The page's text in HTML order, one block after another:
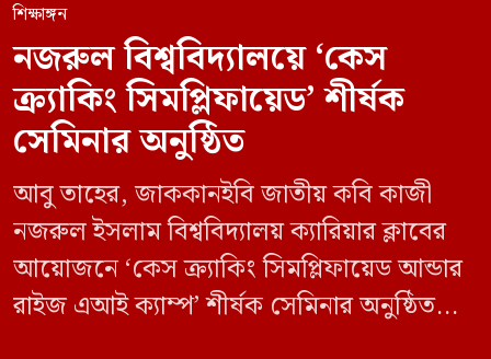
শিক্ষাঙ্গন
নজরুল বিশ্ববিদ্যালয়ে ‘কেস
ক্র্যাকিং সিমপ্লিফায়েড’ শীর্ষক
সেমিনার অনুষ্ঠিত
আবু তাহের, জাককানইবি জাতীয় কবি কাজী
নজরুল ইসলাম বিশ্ববিদ্যালয় ক্যারিয়ার ক্লাবের
আয়োজনে ‘কেস ক্র্যাকিং সিমপ্লিফায়েড আন্ডার
রাইজ এআই ক্যাম্প’ শীর্ষক সেমিনার অনুষ্ঠিত